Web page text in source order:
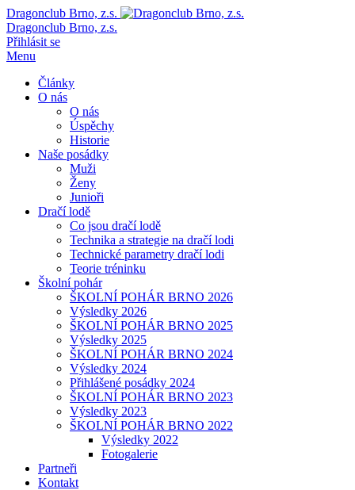
Dragonclub Brno, z.s.
Dragonclub Brno, z.s.
Přihlásit se
Menu
Články
O nás
O nás
Úspěchy
Historie
Naše posádky
Muži
Ženy
Junioři
Dračí lodě
Co jsou dračí lodě
Technika a strategie na dračí lodi
Technické parametry dračí lodi
Teorie tréninku
Školní pohár
ŠKOLNÍ POHÁR BRNO 2026
Výsledky 2026
ŠKOLNÍ POHÁR BRNO 2025
Výsledky 2025
ŠKOLNÍ POHÁR BRNO 2024
Výsledky 2024
Přihlášené posádky 2024
ŠKOLNÍ POHÁR BRNO 2023
Výsledky 2023
ŠKOLNÍ POHÁR BRNO 2022
Výsledky 2022
Fotogalerie
Partneři
Kontakt